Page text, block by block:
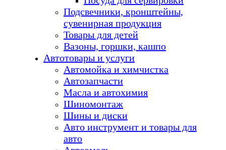
Подсвечники, кронштейны,
сувенирная продукция
Товары для детей
Вазоны, горшки, кашпо
Автотовары и услуги
Автомойка и химчистка
Автозапчасти
Масла и автохимия
Шиномонтаж
Шины и диски
Авто инструмент и товары для
авто